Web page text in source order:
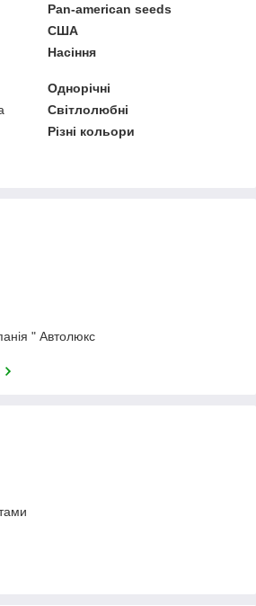
Pan-american seeds
США
Насіння
Однорічні
Світлолюбні
Різні кольори
" Автолюкс